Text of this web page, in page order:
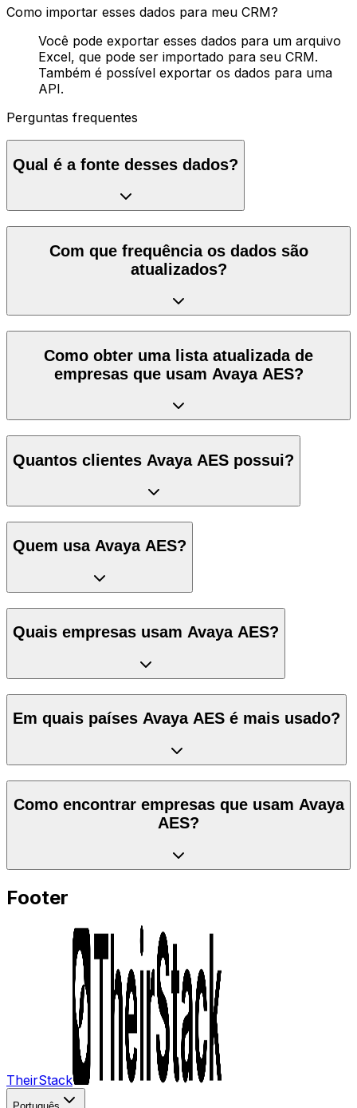
Como importar esses dados para meu CRM?
Você pode exportar esses dados para um arquivo
Excel, que pode ser importado para seu CRM.
Também é possível exportar os dados para uma
API.
Perguntas frequentes
Qual é a fonte desses dados?
Com que frequência os dados são
atualizados?
Como obter uma lista atualizada de
empresas que usam Avaya AES?
Quantos clientes Avaya AES possui?
Quem usa Avaya AES?
Quais empresas usam Avaya AES?
Em quais países Avaya AES é mais usado?
Como encontrar empresas que usam Avaya
AES?
Footer
TheirStack